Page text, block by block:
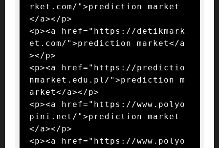
rket.com/">prediction market
</a></p>
<p><a href="https://detikmark
et.com/">prediction market</a
></p>
<p><a href="https://predictio
nmarket.edu.pl/">prediction m
arket</a></p>
<p><a href="https://www.polyo
pini.net/">prediction market
</a></p>
<p><a href="https://www.polyo